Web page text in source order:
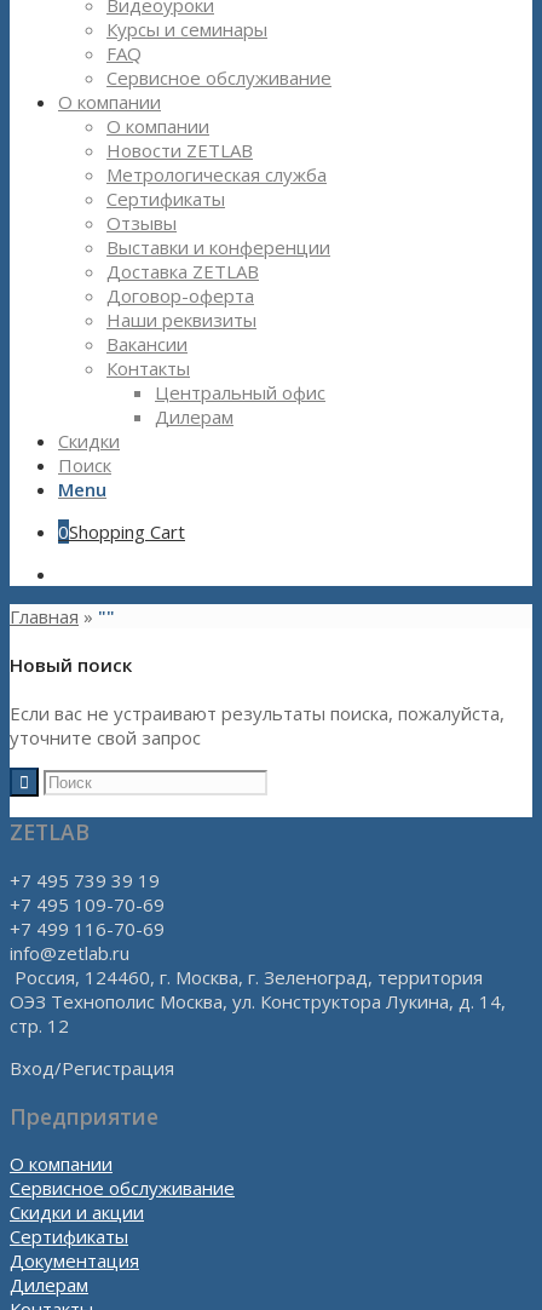
Видеоуроки
Курсы и семинары
FAQ
Сервисное обслуживание
О компании
О компании
Новости ZETLAB
Метрологическая служба
Сертификаты
Отзывы
Выставки и конференции
Доставка ZETLAB
Договор-оферта
Наши реквизиты
Вакансии
Контакты
Центральный офис
Дилерам
Скидки
Поиск
Menu
0Shopping Cart
Главная » ""
Новый поиск
Если вас не устраивают результаты поиска, пожалуйста,
уточните свой запрос
ZETLAB
+7 495 739 39 19
+7 495 109-70-69
+7 499 116-70-69
info@zetlab.ru
Россия, 124460, г. Москва, г. Зеленоград, территория
ОЭЗ Технополис Москва, ул. Конструктора Лукина, д. 14,
стр. 12
Вход/Регистрация
Предприятие
О компании
Сервисное обслуживание
Скидки и акции
Сертификаты
Документация
Дилерам